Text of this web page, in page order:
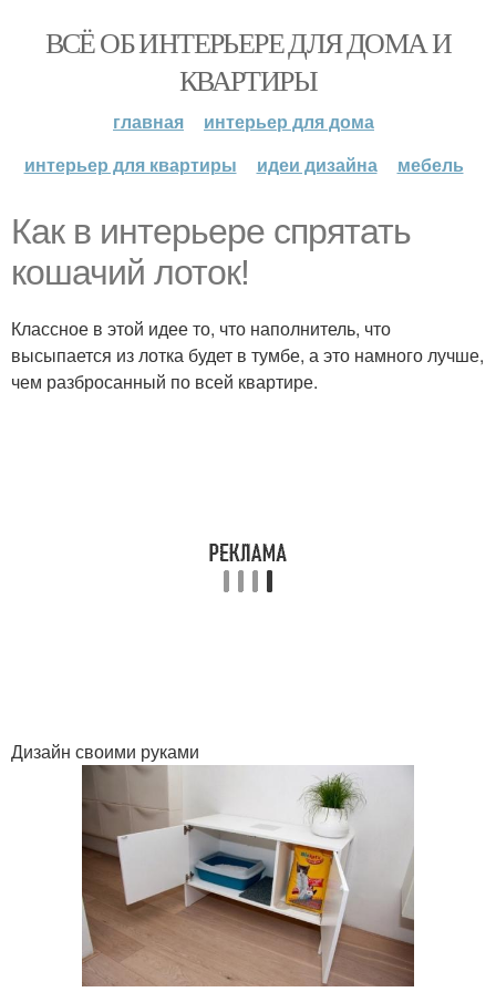
ВСЁ ОБ ИНТЕРЬЕРЕ ДЛЯ ДОМА И
КВАРТИРЫ
главная
интерьер для дома
интерьер для квартиры
идеи дизайна мебель
Как в интерьере спрятать
кошачий лоток!
Классное в этой идее то, что наполнитель, что
высыпается из лотка будет в тумбе, а это намного лучше,
чем разбросанный по всей квартире.
Дизайн своими руками